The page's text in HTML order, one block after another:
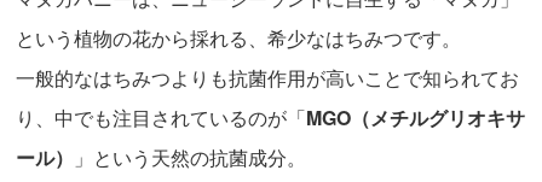
という植物の花から採れる、希少なはちみつです。
一般的なはちみつよりも抗菌作用が高いことで知られてお
り、中でも注目されているのが「MGO（メチルグリオキサ
ール）
」という天然の抗菌成分。